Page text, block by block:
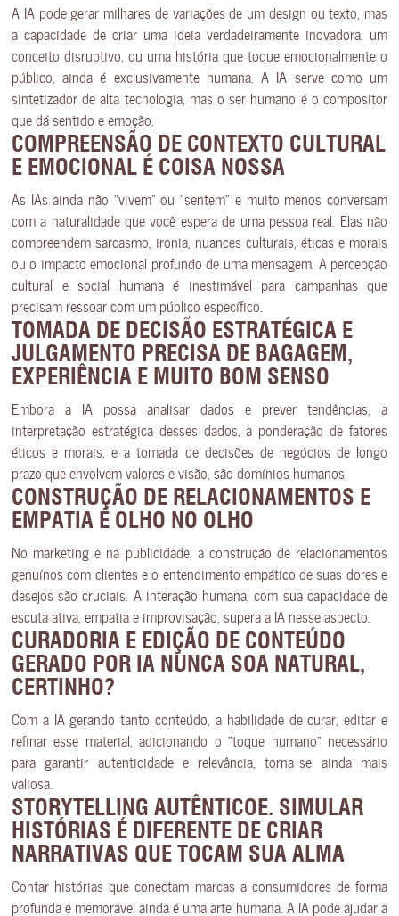
A IA pode gerar milhares de variações de um design ou texto, mas
a capacidade de criar uma ideia verdadeiramente inovadora, um
conceito disruptivo, ou uma história que toque emocionalmente o
público, ainda é exclusivamente humana. A IA serve como um
sintetizador de alta tecnologia, mas o ser humano é o compositor
que dá sentido e emoção.
COMPREENSÃO DE CONTEXTO CULTURAL
E EMOCIONAL É COISA NOSSA
As IAs ainda não “vivem” ou “sentem” e muito menos conversam
com a naturalidade que você espera de uma pessoa real. Elas não
compreendem sarcasmo, ironia, nuances culturais, éticas e morais
ou o impacto emocional profundo de uma mensagem. A percepção
cultural e social humana é inestimável para campanhas que
precisam ressoar com um público específico.
TOMADA DE DECISÃO ESTRATÉGICA E
JULGAMENTO PRECISA DE BAGAGEM,
EXPERIÊNCIA E MUITO BOM SENSO
Embora a IA possa analisar dados e prever tendências, a
interpretação estratégica desses dados, a ponderação de fatores
éticos e morais, e a tomada de decisões de negócios de longo
prazo que envolvem valores e visão, são domínios humanos.
CONSTRUÇÃO DE RELACIONAMENTOS E
EMPATIA É OLHO NO OLHO
No marketing e na publicidade, a construção de relacionamentos
genuínos com clientes e o entendimento empático de suas dores e
desejos são cruciais. A interação humana, com sua capacidade de
escuta ativa, empatia e improvisação, supera a IA nesse aspecto.
CURADORIA E EDIÇÃO DE CONTEÚDO
GERADO POR IA NUNCA SOA NATURAL,
CERTINHO?
Com a IA gerando tanto conteúdo, a habilidade de curar, editar e
refinar esse material, adicionando o “toque humano” necessário
para garantir autenticidade e relevância, torna-se ainda mais
valiosa.
STORYTELLING AUTÊNTICO E. SIMULAR
HISTÓRIAS É DIFERENTE DE CRIAR
NARRATIVAS QUE TOCAM SUA ALMA
Contar histórias que conectam marcas a consumidores de forma
profunda e memorável ainda é uma arte humana. A IA pode ajudar a